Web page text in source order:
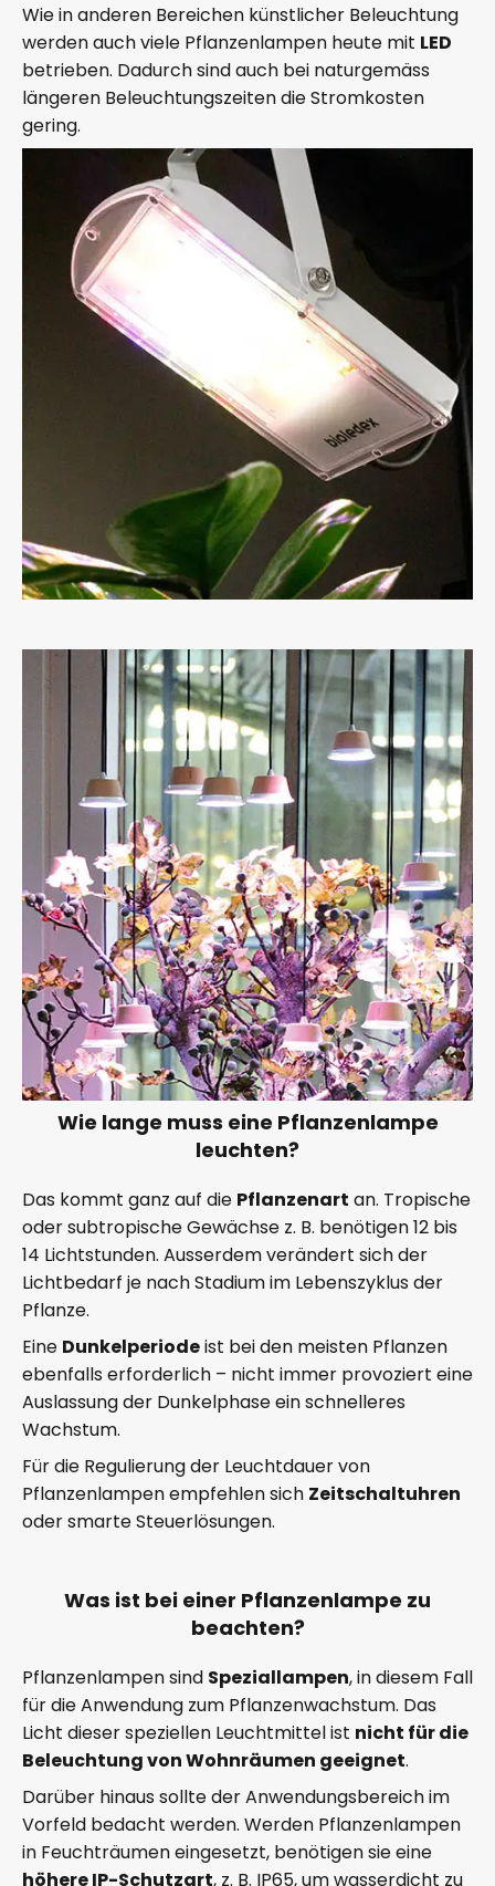
Wie in anderen Bereichen künstlicher Beleuchtung
werden auch viele Pflanzenlampen heute mit LED
betrieben. Dadurch sind auch bei naturgemäss
längeren Beleuchtungszeiten die Stromkosten
gering.
Wie lange muss eine Pflanzenlampe
leuchten?
Das kommt ganz auf die Pflanzenart an. Tropische
oder subtropische Gewächse z. B. benötigen 12 bis
14 Lichtstunden. Ausserdem verändert sich der
Lichtbedarf je nach Stadium im Lebenszyklus der
Pflanze.
Eine Dunkelperiodeist bei den meisten Pflanzen
ebenfalls erforderlich – nicht immer provoziert eine
Auslassung der Dunkelphase ein schnelleres
Wachstum.
Für die Regulierung der Leuchtdauer von
Pflanzenlampen empfehlen sich Zeitschaltuhren
oder smarte Steuerlösungen.
Was ist bei einer Pflanzenlampe zu
beachten?
Pflanzenlampen sind Speziallampen, in diesem Fall
für die Anwendung zum Pflanzenwachstum. Das
Licht dieser speziellen Leuchtmittel ist nicht für die
Beleuchtung von Wohnräumen geeignet.
Darüber hinaus sollte der Anwendungsbereich im
Vorfeld bedacht werden. Werden Pflanzenlampen
in Feuchträumen eingesetzt, benötigen sie eine
höhere IP-Schutzart, z. B. IP65, um wasserdicht zu